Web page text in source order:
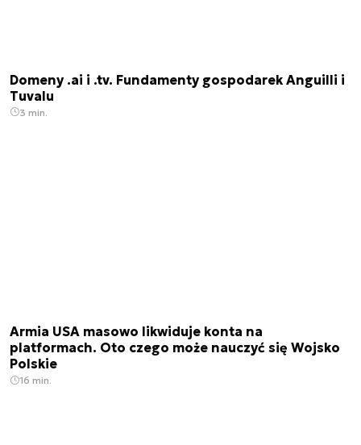
Domeny .ai i .tv. Fundamenty gospodarek Anguilli i
Tuvalu
3 min.
Armia USA masowo likwiduje konta na
platformach. Oto czego może nauczyć się Wojsko
Polskie
16 min.